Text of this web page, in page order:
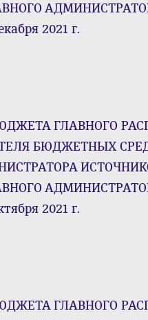
2021 г.
ГЛАВНОГО
БЮДЖЕТНЫХ
2021 г.
ГЛАВНОГО